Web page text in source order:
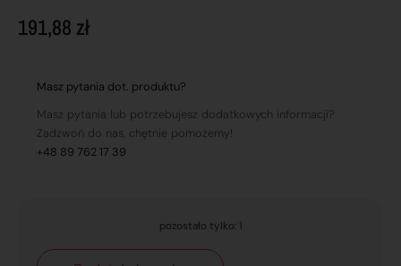
191,88 zł
Masz pytania dot. produktu?
Masz pytania lub potrzebujesz dodatkowych informacji?
Zadzwoń do nas, chętnie pomożemy!
+48 89 762 17 39
pozostało tylko: 1